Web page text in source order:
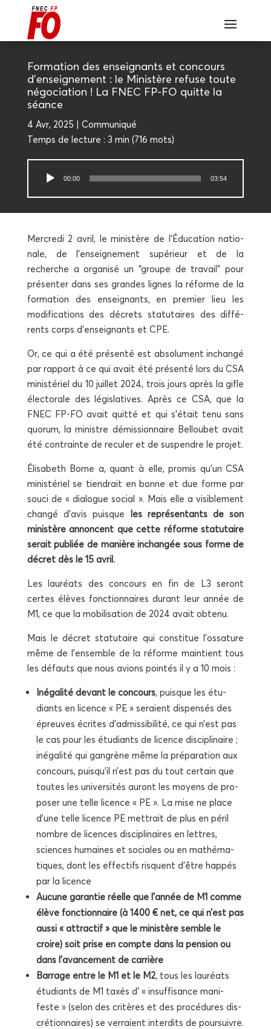
For­ma­tion des ensei­gnants et concours
d’enseignement : le Minis­tère refuse toute
négo­cia­tion ! La FNEC FP-FO quitte la
séance
4 Avr, 2025
Com­mu­ni­qué
Temps de lec­ture : 3 min (716 mots)
Lecteur 00:00 03:54
Mer­cre­di 2 avril, le minis­tère de l’Éducation natio­
nale, de l’enseignement supé­rieur et de la
recherche a orga­ni­sé un “groupe de tra­vail” pour
pré­sen­ter dans ses grandes lignes la réforme de la
for­ma­tion des ensei­gnants, en pre­mier lieu les
modi­fi­ca­tions des décrets sta­tu­taires des dif­fé­
rents corps d’enseignants et CPE.
Or, ce qui a été pré­sen­té est abso­lu­ment inchan­gé
par rap­port à ce qui avait été pré­sen­té lors du CSA
minis­té­riel du 10 juillet 2024, trois jours après la gifle
élec­to­rale des légis­la­tives. Après ce CSA, que la
FNEC FP-FO avait quit­té et qui s’était tenu sans
quo­rum, la ministre démis­sion­naire Bel­lou­bet avait
été contrainte de recu­ler et de sus­pendre le projet.
Éli­sa­beth Borne a, quant à elle, pro­mis qu’un CSA
minis­té­riel se tien­drait en bonne et due forme par
sou­ci de « dia­logue social ». Mais elle a visi­ble­ment
chan­gé d’avis puisque les repré­sen­tants de son
minis­tère annoncent que cette réforme sta­tu­taire
serait publiée de manière inchan­gée sous forme de
décret dès le 15 avril.
Les lau­réats des concours en fin de L3 seront
certes élèves fonc­tion­naires durant leur année de
M1, ce que la mobi­li­sa­tion de 2024 avait obtenu.
Mais le décret sta­tu­taire qui consti­tue l’ossature
même de l’ensemble de la réforme main­tient tous
les défauts que nous avions poin­tés il y a 10 mois :
Inéga­li­té devant le concours, puisque les étu­
diants en licence « PE » seraient dis­pen­sés des
épreuves écrites d’admissibilité, ce qui n’est pas
le cas pour les étu­diants de licence dis­ci­pli­naire ;
inéga­li­té qui gan­grène même la pré­pa­ra­tion aux
concours, puisqu’il n’est pas du tout cer­tain que
toutes les uni­ver­si­tés auront les moyens de pro­
po­ser une telle licence « PE ». La mise ne place
d’une telle licence PE met­trait de plus en péril
nombre de licences dis­ci­pli­naires en lettres,
sciences humaines et sociales ou en mathé­ma­
tiques, dont les effec­tifs risquent d’être hap­pés
par la licence
Aucune garan­tie réelle que l’année de M1 comme
élève fonc­tion­naire (à 1400 € net, ce qui n’est pas
aus­si « attrac­tif » que le minis­tère semble le
croire) soit prise en compte dans la pen­sion ou
dans l’avancement de carrière
Bar­rage entre le M1 et le M2, tous les lau­réats
étu­diants de M1 taxés d’ « insuf­fi­sance mani­
feste » (selon des cri­tères et des pro­cé­dures dis­
cré­tion­naires) se ver­raient inter­dits de poursuivre.